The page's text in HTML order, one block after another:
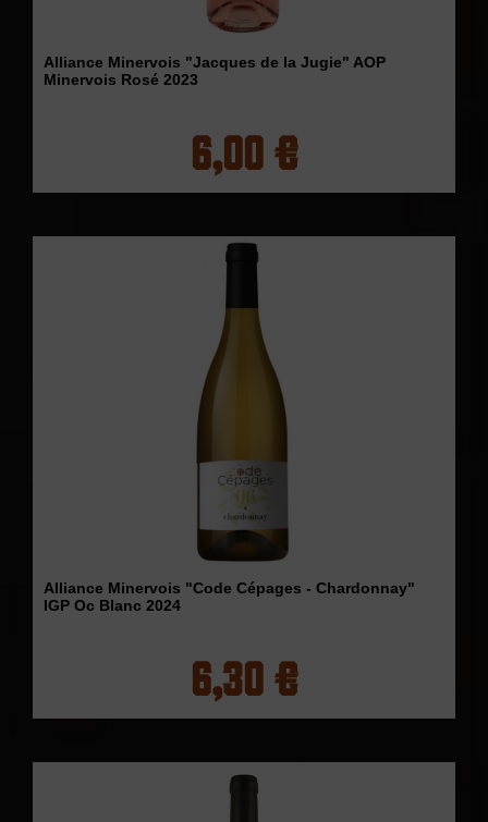
Alliance Minervois "Jacques de la Jugie" AOP
Minervois Rosé 2023
6,00 €
Alliance Minervois "Code Cépages - Chardonnay"
IGP Oc Blanc 2024
6,30 €